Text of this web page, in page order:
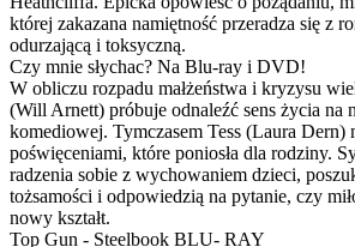
której zakazana namiętność przeradza się z
odurzającą i toksyczną.
Czy mnie słychac? Na Blu-ray i DVD!
W obliczu rozpadu małżeństwa i kryzysu
(Will Arnett) próbuje odnaleźć sens życia na
komediowej. Tymczasem Tess (Laura Dern)
poświęceniami, które poniosła dla rodziny.
radzenia sobie z wychowaniem dzieci,
tożsamości i odpowiedzią na pytanie, czy
nowy kształt.
Top Gun - Steelbook BLU- RAY